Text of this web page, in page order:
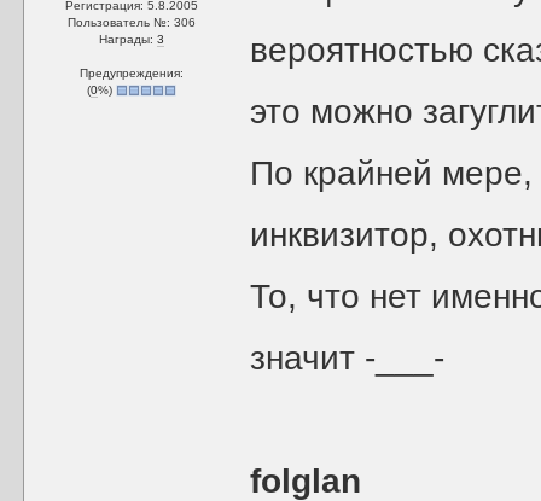
Регистрация: 5.8.2005
Пользователь №: 306
Награды:3
Предупреждения:
(0%)
вероятностью
это можно
По крайней мере,
инквизитор,
То, что нет
значит -___-
folglan